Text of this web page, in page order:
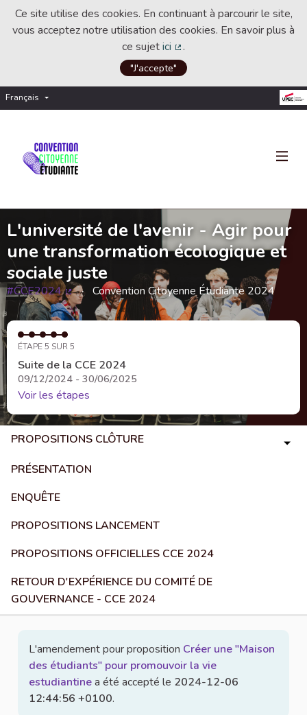
Ce site utilise des cookies. En continuant à parcourir le site,
vous acceptez notre utilisation des cookies. En savoir plus à
ce sujetici
(Lien externe)
.
"J'accepte"
Français Choisir la langue
L'université de l'avenir - Agir pour
une transformation écologique et
sociale juste
#CCE2024
(Lien externe)
Convention Citoyenne Étudiante 2024
ÉTAPE 5 SUR 5
Suite de la CCE 2024
09/12/2024 - 30/06/2025
Voir les étapes
PROPOSITIONS CLÔTURE
PRÉSENTATION
ENQUÊTE
PROPOSITIONS LANCEMENT
PROPOSITIONS OFFICIELLES CCE 2024
RETOUR D'EXPÉRIENCE DU COMITÉ DE
GOUVERNANCE - CCE 2024
L'amendement pour proposition Créer une "Maison
des étudiants" pour promouvoir la vie
estudiantinea été accepté le 2024-12-06
12:44:56 +0100.